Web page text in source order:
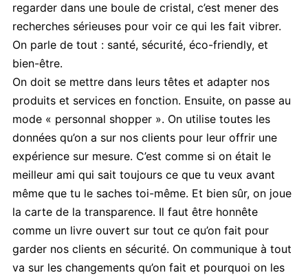
regarder dans une boule de cristal, c’est mener des
recherches sérieuses pour voir ce qui les fait vibrer.
On parle de tout : santé, sécurité, éco-friendly, et
bien-être.
On doit se mettre dans leurs têtes et adapter nos
produits et services en fonction. Ensuite, on passe au
mode « personnal shopper ». On utilise toutes les
données qu’on a sur nos clients pour leur offrir une
expérience sur mesure. C’est comme si on était le
meilleur ami qui sait toujours ce que tu veux avant
même que tu le saches toi-même. Et bien sûr, on joue
la carte de la transparence. Il faut être honnête
comme un livre ouvert sur tout ce qu’on fait pour
garder nos clients en sécurité. On communique à tout
va sur les changements qu’on fait et pourquoi on les